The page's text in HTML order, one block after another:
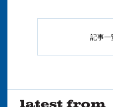
記事一